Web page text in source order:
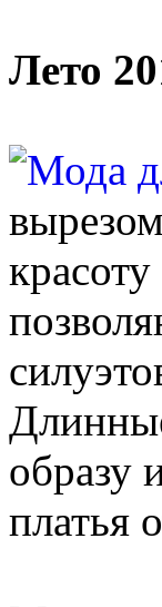
Лето
образу
платья